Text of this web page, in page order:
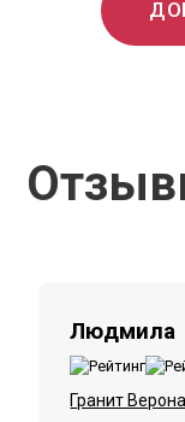
Людмила
Гранит Верона